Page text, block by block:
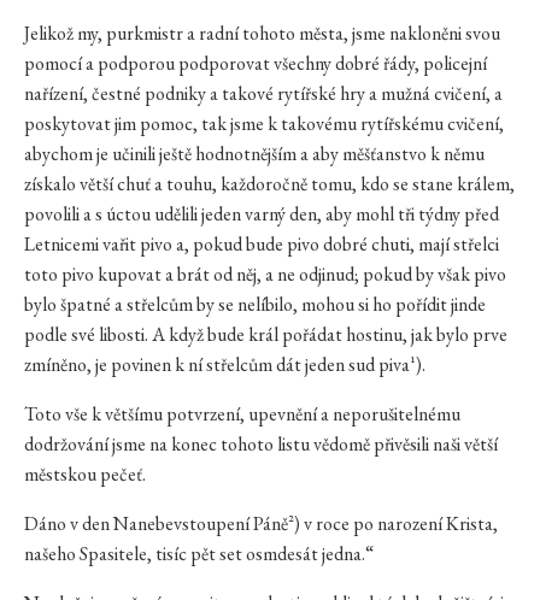
Jelikož my, purkmistr a radní tohoto města, jsme nakloněni svou
pomocí a podporou podporovat všechny dobré řády, policejní
nařízení, čestné podniky a takové rytířské hry a mužná cvičení, a
poskytovat jim pomoc, tak jsme k takovému rytířskému cvičení,
abychom je učinili ještě hodnotnějším a aby měšťanstvo k němu
získalo větší chuť a touhu, každoročně tomu, kdo se stane králem,
povolili a s úctou udělili jeden varný den, aby mohl tři týdny před
Letnicemi vařit pivo a, pokud bude pivo dobré chuti, mají střelci
toto pivo kupovat a brát od něj, a ne odjinud; pokud by však pivo
bylo špatné a střelcům by se nelíbilo, mohou si ho pořídit jinde
podle své libosti. A když bude král pořádat hostinu, jak bylo prve
zmíněno, je povinen k ní střelcům dát jeden sud piva¹).
Toto vše k většímu potvrzení, upevnění a neporušitelnému
dodržování jsme na konec tohoto listu vědomě přivěsili naši větší
městskou pečeť.
Dáno v den Nanebevstoupení Páně²) v roce po narození Krista,
našeho Spasitele, tisíc pět set osmdesát jedna.“